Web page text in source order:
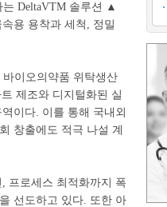
는 DeltaVTM 솔루션 ▲
용 용착과 세척, 정밀
이오의약품 위탁생산
제조와 디지털화된 실
이다. 이를 통해 국내외
창출에도 적극 나설 계
프로세스 최적화까지 폭
선도하고 있다. 또한 아